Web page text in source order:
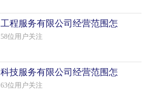
工程服务有限公司经营范围怎
么填写（50个模板）
58位用户关注
科技服务有限公司经营范围怎
么填写（50个模板）
63位用户关注